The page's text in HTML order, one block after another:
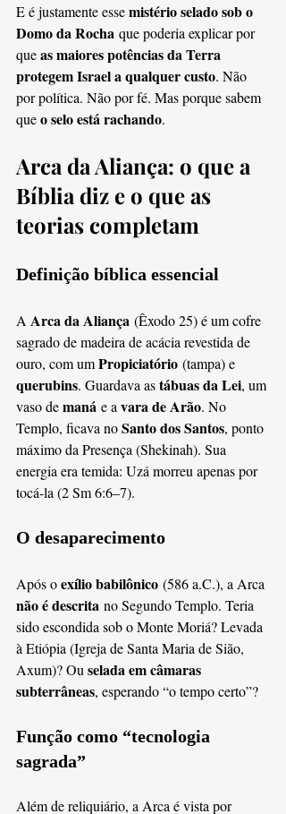
E é justamente esse mistério selado sob o
Domo da Rocha que poderia explicar por
que as maiores potências da Terra
protegem Israel a qualquer custo. Não
por política. Não por fé. Mas porque sabem
que o selo está rachando.
Arca da Aliança: o que a
Bíblia diz e o que as
teorias completam
Definição bíblica essencial
A Arca da Aliança (Êxodo 25) é um cofre
sagrado de madeira de acácia revestida de
ouro, com um Propiciatório (tampa) e
querubins. Guardava as tábuas da Lei, um
vaso de maná e a vara de Arão. No
Templo, ficava no Santo dos Santos, ponto
máximo da Presença (Shekinah). Sua
energia era temida: Uzá morreu apenas por
tocá-la (2 Sm 6:6–7).
O desaparecimento
Após o exílio babilônico (586 a.C.), a Arca
não é descrita no Segundo Templo. Teria
sido escondida sob o Monte Moriá? Levada
à Etiópia (Igreja de Santa Maria de Sião,
Axum)? Ou selada em câmaras
subterrâneas, esperando “o tempo certo”?
Função como “tecnologia
sagrada”
Além de reliquiário, a Arca é vista por